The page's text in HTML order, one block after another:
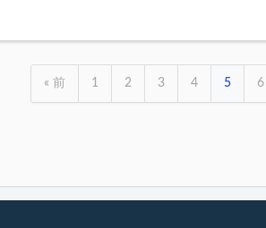
« 前 1 2 3 4 5 6